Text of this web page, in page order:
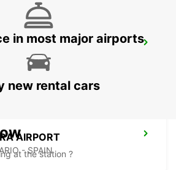
- SPAIN
AIRPORT
- SPAIN
in most major airports
new rental cars
at the station ?